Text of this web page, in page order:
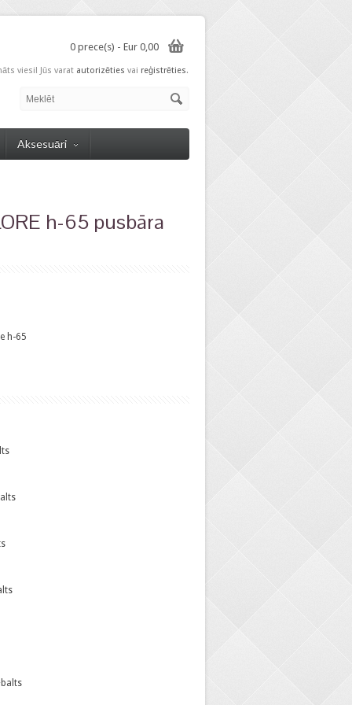
viesi! Jūs varat autorizēties vai reģistrēties.
0 prece(s) - Eur 0,00
Aksesuāri
h-65 pusbāra
h-65